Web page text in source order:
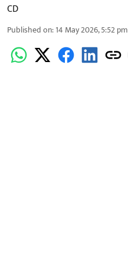
CD
Published on:14 May 2026, 5:52 pm